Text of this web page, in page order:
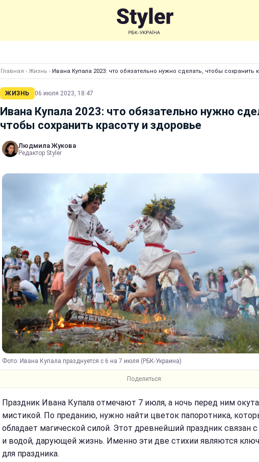
Главная › Жизнь › Ивана Купала 2023: что обязательно нужно сделать, чтобы сохранить
ЖИЗНЬ 06 июля 2023, 18:47
Ивана Купала 2023: что обязательно нужно
чтобы сохранить красоту и здоровье
Людмила Жукова
Редактор Styler
Фото: Ивана Купала празднуется с 6 на 7 июля (РБК-Украина)
Поделиться:
Праздник Ивана Купала отмечают 7 июля, а ночь перед ним
мистикой. По преданию, нужно найти цветок папоротника,
обладает магической силой. Этот древнейший праздник связан
и водой, дарующей жизнь. Именно эти две стихии являются
для праздника.